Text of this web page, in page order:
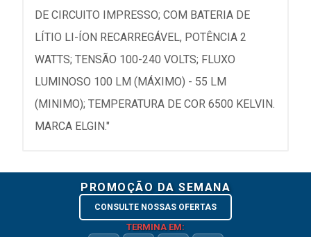
DE CIRCUITO IMPRESSO; COM BATERIA DE
LÍTIO LI-ÍON RECARREGÁVEL, POTÊNCIA 2
WATTS; TENSÃO 100-240 VOLTS; FLUXO
LUMINOSO 100 LM (MÁXIMO) - 55 LM
(MINIMO); TEMPERATURA DE COR 6500 KELVIN.
MARCA ELGIN."
PROMOÇÃO DA SEMANA
CONSULTE NOSSAS OFERTAS
TERMINA EM: